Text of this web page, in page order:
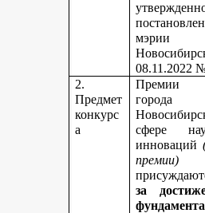
мэрии
08.11.2022
2.
Предмет
конкурс
а
Премии
города
сфере
инноваций
премии)
за